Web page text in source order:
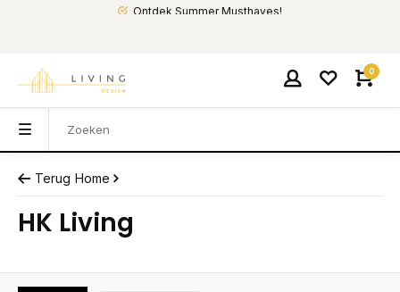
Ontdek Summer Musthaves!
0
Terug Home
HK Living